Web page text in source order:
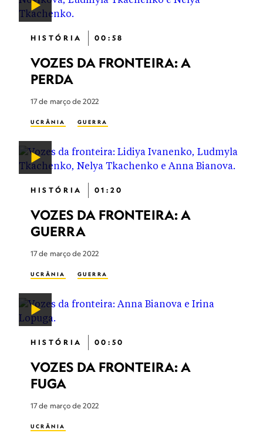
HISTÓRIA 00:58
VOZES DA FRONTEIRA: A
PERDA
17 de março de 2022
UCRÂNIA GUERRA
HISTÓRIA 01:20
VOZES DA FRONTEIRA: A
GUERRA
17 de março de 2022
UCRÂNIA GUERRA
HISTÓRIA 00:50
VOZES DA FRONTEIRA: A
FUGA
17 de março de 2022
UCRÂNIA